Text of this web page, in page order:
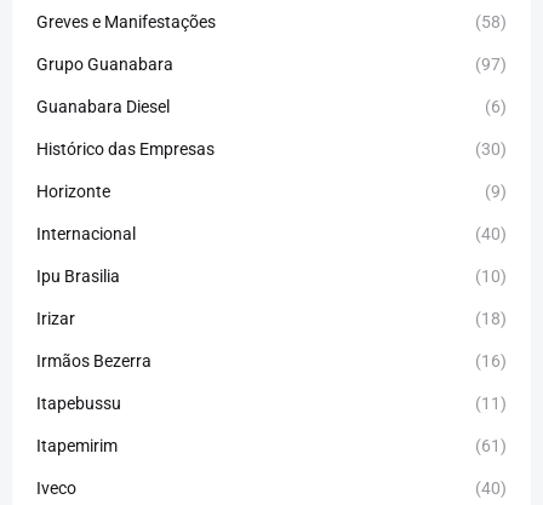
Greves e Manifestações (58)
Grupo Guanabara (97)
Guanabara Diesel (6)
Histórico das Empresas (30)
Horizonte (9)
Internacional (40)
Ipu Brasilia (10)
Irizar (18)
Irmãos Bezerra (16)
Itapebussu (11)
Itapemirim (61)
Iveco (40)